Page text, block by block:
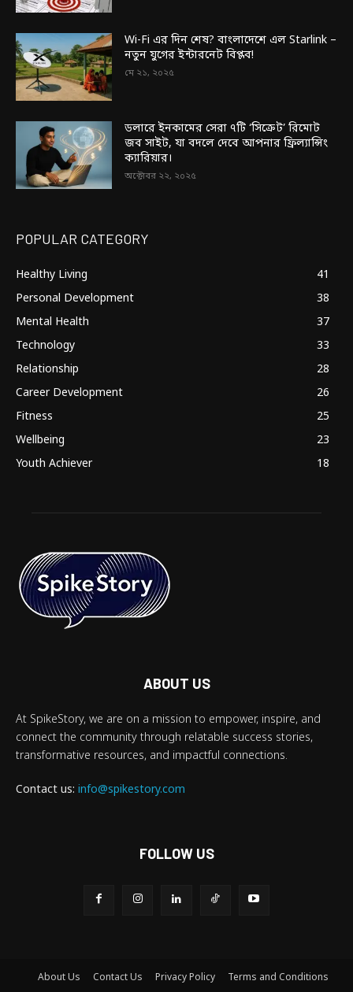
Wi-Fi এর দিন শেষ? বাংলাদেশে এল Starlink –
নতুন যুগের ইন্টারনেট বিপ্লব!
মে ২১, ২০২৫
ডলারে ইনকামের সেরা ৭টি ‘সিক্রেট’ রিমোট
জব সাইট, যা বদলে দেবে আপনার ফ্রিল্যান্সিং
ক্যারিয়ার।
অক্টোবর ২২, ২০২৫
POPULAR CATEGORY
Healthy Living
41
Personal Development
38
Mental Health
37
Technology
33
Relationship
28
Career Development
26
Fitness
25
Wellbeing
23
Youth Achiever
18
ABOUT US
At SpikeStory, we are on a mission to empower, inspire, and
connect the community through relatable success stories,
transformative resources, and impactful connections.
Contact us: info@spikestory.com
FOLLOW US
About Us Contact Us Privacy Policy Terms and Conditions